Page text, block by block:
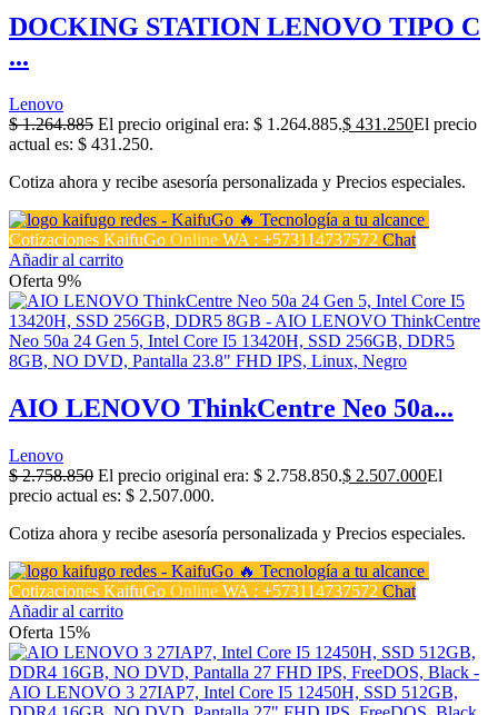
DOCKING STATION LENOVO TIPO C
...
Lenovo
$1.264.885 El precio original era: $ 1.264.885.$ 431.250El precio
actual es: $ 431.250.
Cotiza ahora y recibe asesoría personalizada y Precios especiales.
Cotizaciones KaifuGo Online WA : +573114737572 Chat
Añadir al carrito
Oferta 9%
AIO LENOVO ThinkCentre Neo 50a...
Lenovo
$2.758.850 El precio original era: $ 2.758.850.$ 2.507.000El
precio actual es: $ 2.507.000.
Cotiza ahora y recibe asesoría personalizada y Precios especiales.
Cotizaciones KaifuGo Online WA : +573114737572 Chat
Añadir al carrito
Oferta 15%